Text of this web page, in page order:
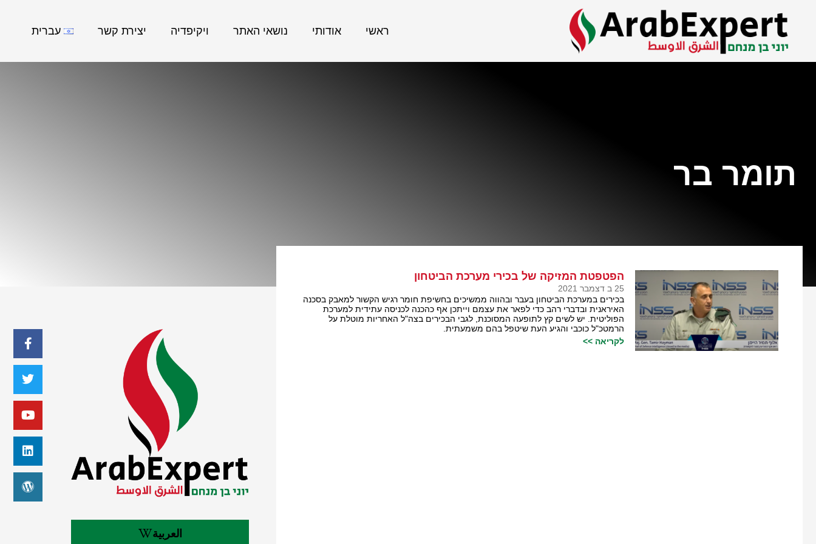
ראשי אודותי נושאי האתר ויקיפדיה יצירת קשר עברית
תומר בר
הפטפטת המזיקה של בכירי מערכת הביטחון
25 ב דצמבר 2021
בכירים במערכת הביטחון בעבר ובהווה ממשיכים בחשיפת חומר רגיש הקשור למאבק בסכנה
האיראנית ובדברי רהב כדי לפאר את עצמם וייתכן אף כהכנה לכניסה עתידית למערכת
הפוליטית. יש לשים קץ לתופעה המסוכנת, לגבי הבכירים בצה"ל האחריות מוטלת על
הרמטכ"ל כוכבי והגיע העת שיטפל בהם משמעתית.
לקריאה >>
العربية